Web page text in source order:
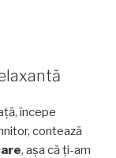
începe
contează
, așa că ți-am